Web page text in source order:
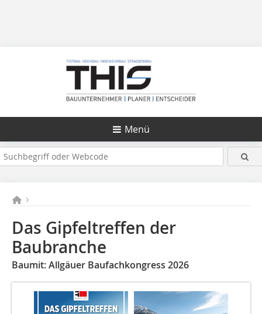
Menü
Das Gipfeltreffen der
Baubranche
Baumit: Allgäuer Baufachkongress 2026